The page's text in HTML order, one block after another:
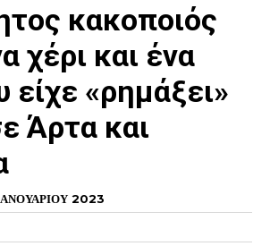
κακοποιός
χέρι και ένα
είχε «ρημάξει»
Άρτα και
2023